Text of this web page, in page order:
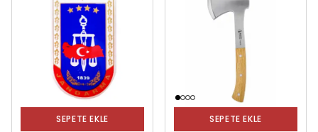
SEPETE EKLE SEPETE EKLE